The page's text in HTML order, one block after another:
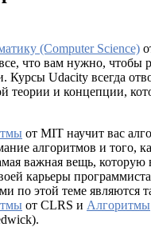
(Computer Science)
что вам нужно, чтобы
Курсы Udacity всегда
теории и концепции,
от MIT научит вас
алгоритмов и того,
важная вещь,
карьеры
по этой теме являются
от CLRS и Алгоритмы